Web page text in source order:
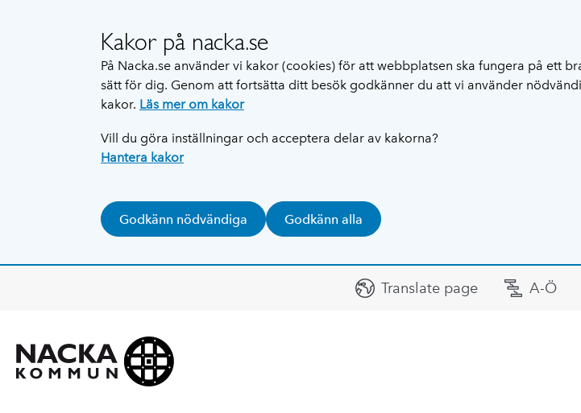
Kakor på nacka.se
På Nacka.se använder vi kakor (cookies) för att webbplatsen ska fungera på ett
sätt för dig. Genom att fortsätta ditt besök godkänner du att vi använder
kakor. Läs mer om kakor
Vill du göra inställningar och acceptera delar av kakorna?
Hantera kakor
Godkänn nödvändiga Godkänn alla
Translate page A-Ö